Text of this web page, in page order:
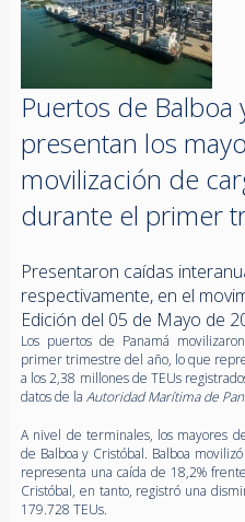
Puertos de Balboa
presentan los
movilización de
durante el primer
Presentaron caídas
respectivamente, en el
Edición del 05 de Mayo de
Los puertos de Panamá
primer trimestre del año, lo que
a los 2,38 millones de TEUs
datos de la Autoridad Marítima de
A nivel de terminales, los mayores
de Balboa y Cristóbal. Balboa
representa una caída de 18,2%
Cristóbal, en tanto, registró una
179.728 TEUs.